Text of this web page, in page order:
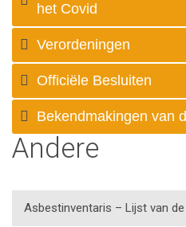
het Covid
Verordeningen
Officiële Besluiten
Bekendmakingen van
Andere
Asbestinventaris – Lijst van